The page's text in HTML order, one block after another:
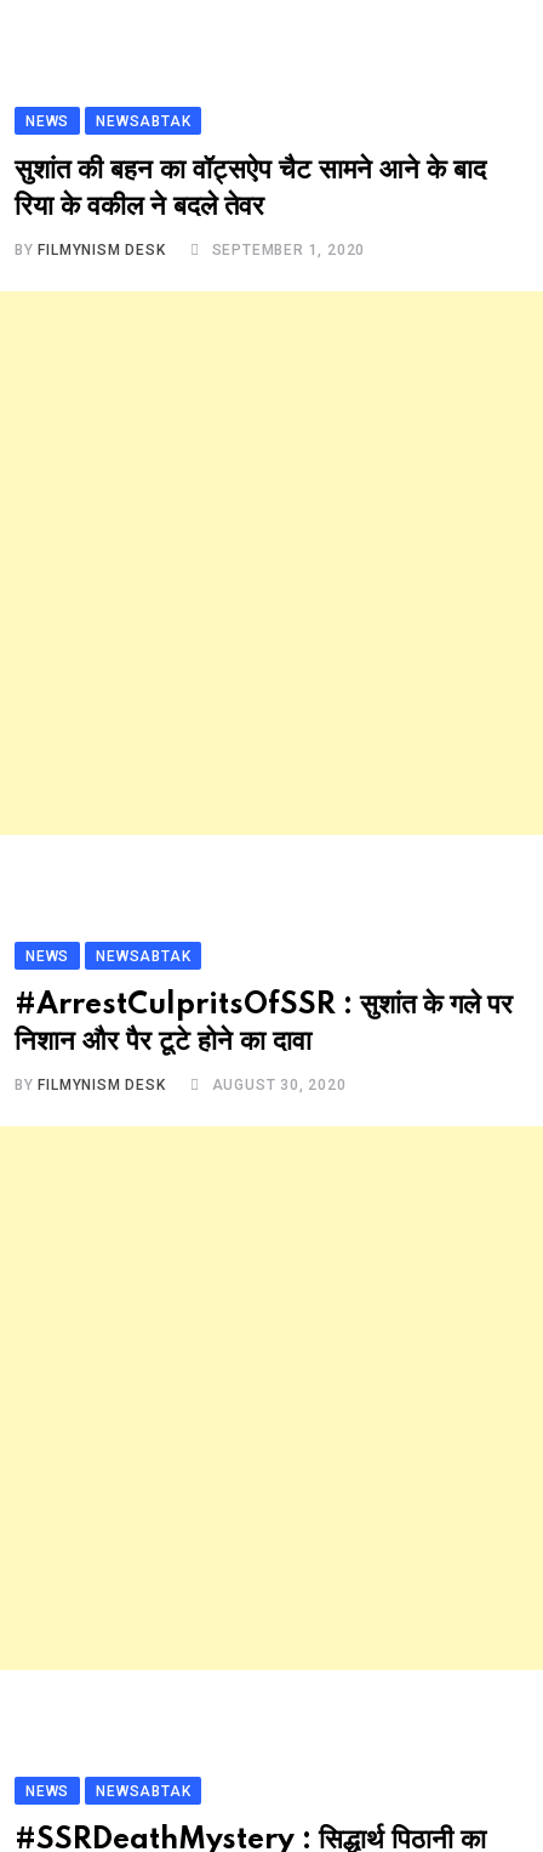
NEWS NEWSABTAK
सुशांत की बहन का वॉट्सऐप चैट सामने आने के बाद
रिया के वकील ने बदले तेवर
BY FILMYNISM DESK SEPTEMBER 1, 2020
NEWS NEWSABTAK
#ArrestCulpritsOfSSR : सुशांत के गले पर
निशान और पैर टूटे होने का दावा
BY FILMYNISM DESK AUGUST 30, 2020
NEWS NEWSABTAK
#SSRDeathMystery : सिद्धार्थ पिठानी का